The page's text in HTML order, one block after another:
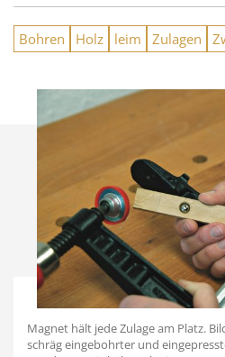
Bohren Holz leim Zulagen
Magnet hält jede Zulage am Platz.
schräg eingebohrter und